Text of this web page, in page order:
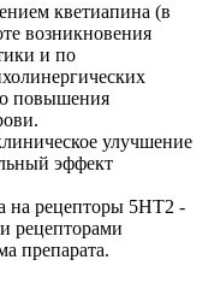
кветиапина (в
возникновения
и по
повышения
улучшение
эффект
на рецепторы 5НТ2 -
рецепторами
препарата.